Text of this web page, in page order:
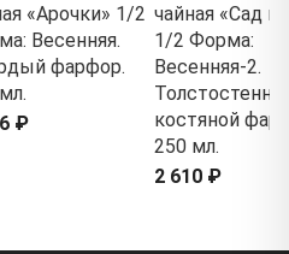
«Арочки» 1/2
Весенняя.
фарфор.
₽
чайная «Сад
1/2 Форма:
Весенняя-2.
костяной
250 мл.
2 610 ₽